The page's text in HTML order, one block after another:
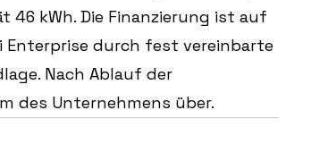
46 kWh. Die Finanzierung ist auf
Enterprise durch fest vereinbarte
Nach Ablauf der
des Unternehmens über.